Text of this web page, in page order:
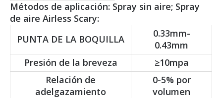
Métodos de aplicación: Spray sin aire; Spray
de aire Airless Scary:
PUNTA DE LA BOQUILLA
0.33mm-
0.43mm
Presión de la breveza
≥10mpa
Relación de
adelgazamiento
0-5% por
volumen